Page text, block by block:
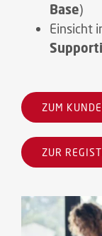
Base)
Einsicht
ZUM
ZUR